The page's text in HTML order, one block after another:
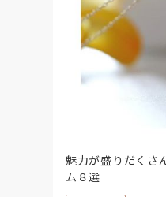
魅力が盛りだくさ
ム８選